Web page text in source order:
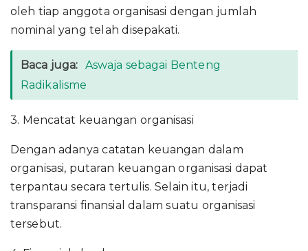
oleh tiap anggota organisasi dengan jumlah
nominal yang telah disepakati.
Baca juga: Aswaja sebagai Benteng
Radikalisme
3. Mencatat keuangan organisasi
Dengan adanya catatan keuangan dalam
organisasi, putaran keuangan organisasi dapat
terpantau secara tertulis. Selain itu, terjadi
transparansi finansial dalam suatu organisasi
tersebut.